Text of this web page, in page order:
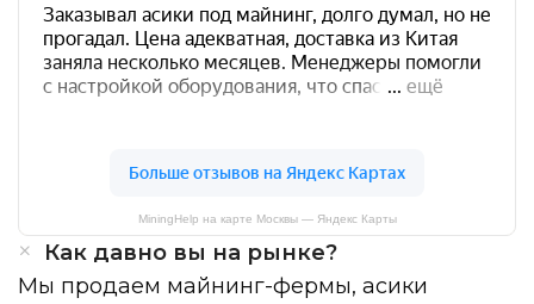
MiningHelp на карте Москвы — Яндекс Карты
Как давно вы на рынке?
Мы продаем майнинг-фермы, асики